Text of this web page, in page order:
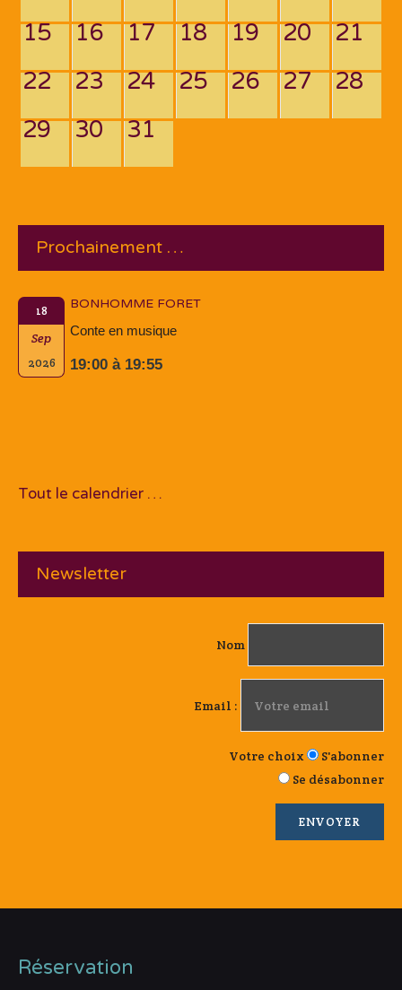
15
16 17 18 19 20
21
22
23 24 25 26 27
28
29
30 31
Prochainement …
18
Sep
2026
BONHOMME FORET
Conte en musique
19:00 à 19:55
Tout le calendrier …
Newsletter
Nom
Email :
Votre choix
S'abonner
Se désabonner
Réservation